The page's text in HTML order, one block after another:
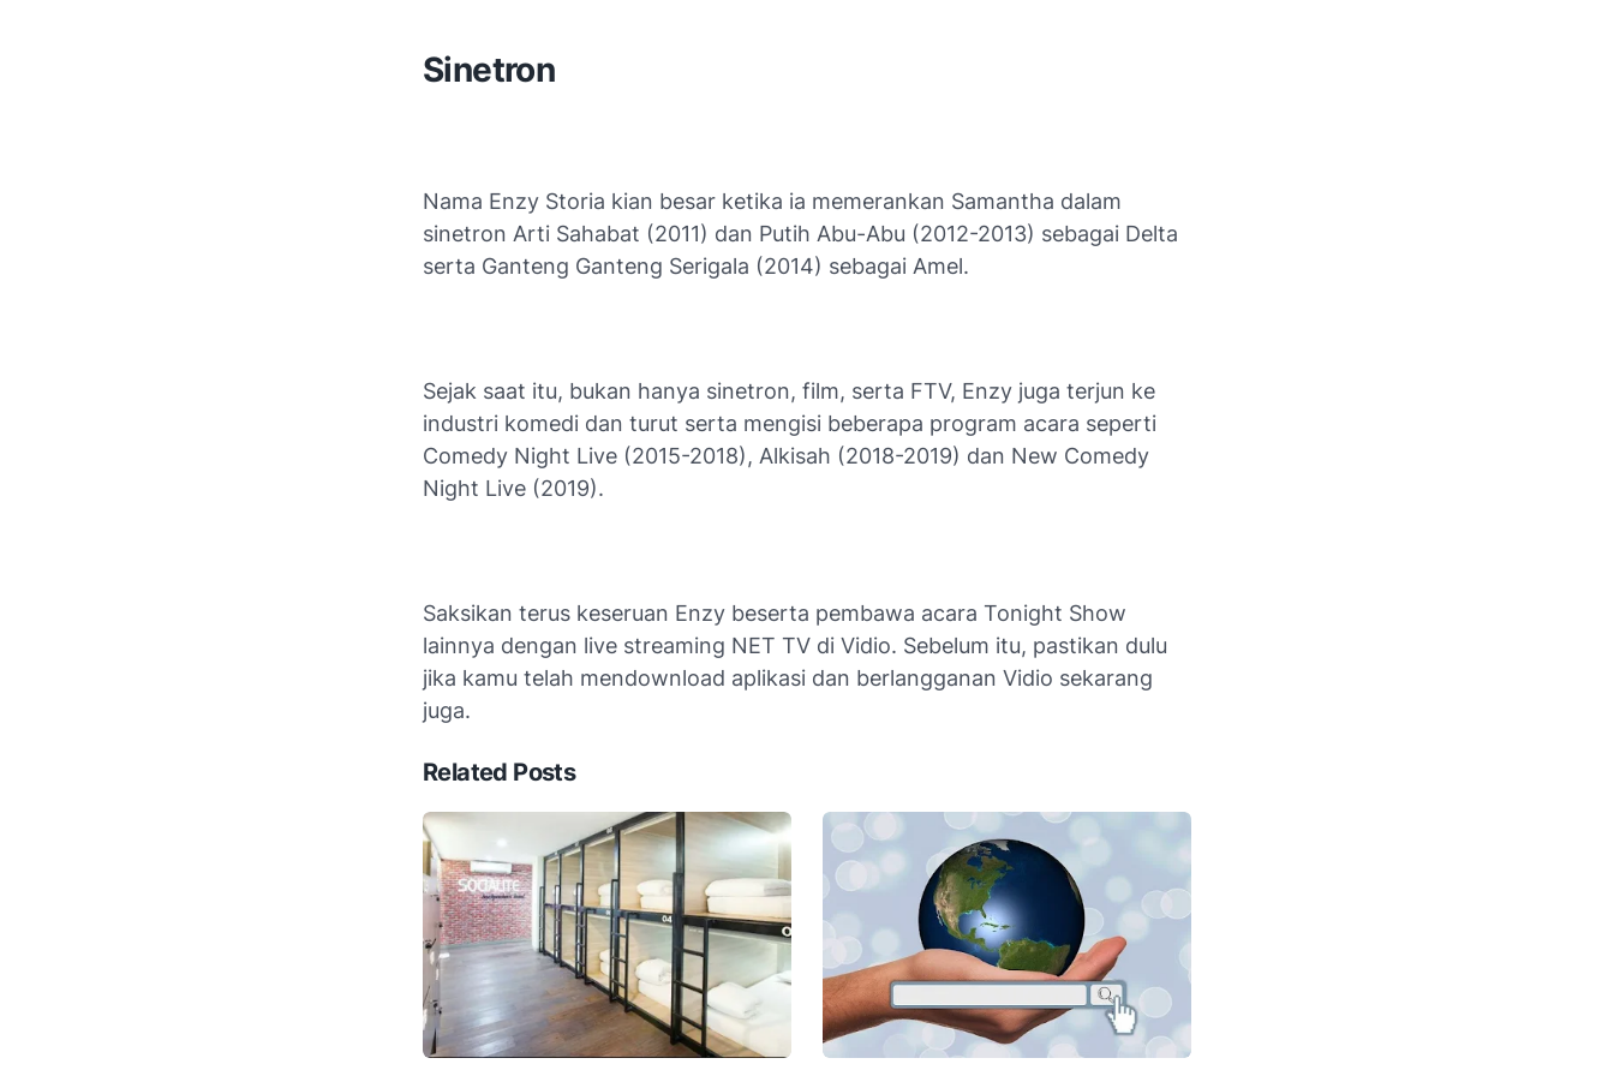
Sinetron
Nama Enzy Storia kian besar ketika ia memerankan Samantha dalam
sinetron Arti Sahabat (2011) dan Putih Abu-Abu (2012-2013) sebagai Delta
serta Ganteng Ganteng Serigala (2014) sebagai Amel.
Sejak saat itu, bukan hanya sinetron, film, serta FTV, Enzy juga terjun ke
industri komedi dan turut serta mengisi beberapa program acara seperti
Comedy Night Live (2015-2018), Alkisah (2018-2019) dan New Comedy
Night Live (2019).
Saksikan terus keseruan Enzy beserta pembawa acara Tonight Show
lainnya dengan live streaming NET TV di Vidio. Sebelum itu, pastikan dulu
jika kamu telah mendownload aplikasi dan berlangganan Vidio sekarang
juga.
Related Posts